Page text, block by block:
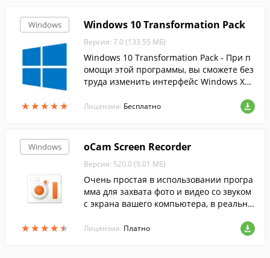
Windows
★★★★★
★★★★★
Windows 10 Transformation Pack
Версия: 7.0 (133.55 МБ)
Windows 10 Transformation Pack - При п
омощи этой программы, вы сможете без
труда изменить интерфейс Windows XP,
нтерфейс десятки.
Лицензия: Бесплатно
Windows
★★★★★
★★★★★
oCam Screen Recorder
Версия: 520.0 (9.01 МБ)
Очень простая в использовании програ
мма для захвата фото и видео со звуком
с экрана вашего компьютера, в реально
аписи высококачественных видео ролик
Лицензия: Платно